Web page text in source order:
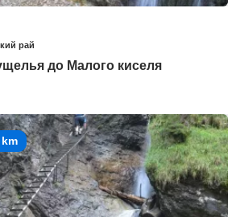
рай
до Малого киселя